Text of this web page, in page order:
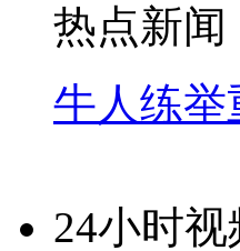
热点新闻
牛人练举
24小时